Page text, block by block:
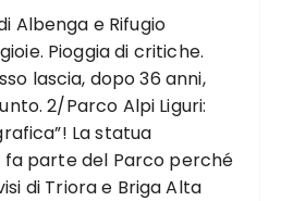
Albenga e Rifugio
Pioggia di critiche.
lascia, dopo 36 anni,
2/Parco Alpi Liguri:
La statua
fa parte del Parco perché
di Triora e Briga Alta